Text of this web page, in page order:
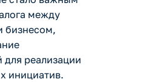
между
бизнесом,
для реализации
инициатив.